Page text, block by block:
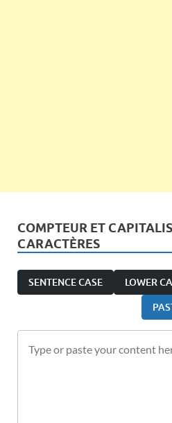
COMPTEUR ET
CARACTÈRES
SENTENCE CASE LOWER